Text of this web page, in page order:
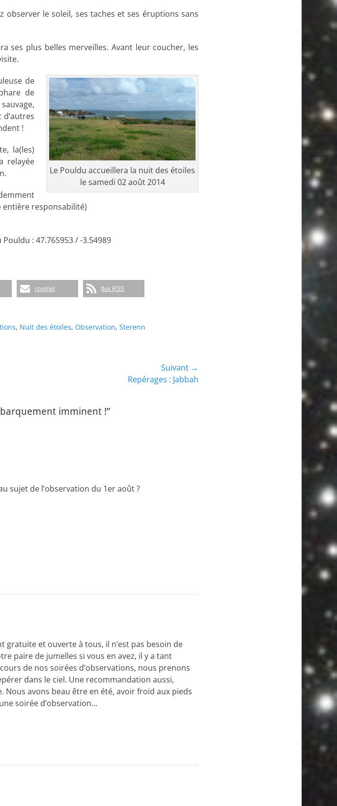
observer le soleil, ses taches et ses éruptions sans
ses plus belles merveilles. Avant leur coucher, les
Le Pouldu accueillera la nuit des étoiles
le samedi 02 août 2014
de
de
!
la(les)
relayée
responsabilité)
: 47.765953 / -3.54989
courriel flux RSS
, Nuit des étoiles, Observation, Sterenn
Suivant →
Repérages : Jabbah
imminent !”
sujet de l’observation du 1er août ?
et ouverte à tous, il n’est pas besoin de
paire de jumelles si vous en avez, il y a tant
de nos soirées d’observations, nous prenons
dans le ciel. Une recommandation aussi,
Nous avons beau être en été, avoir froid aux pieds
soirée d’observation…